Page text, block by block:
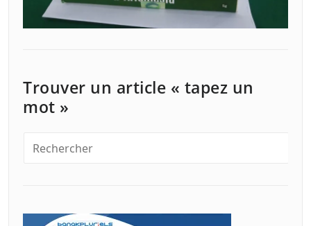
Trouver un article « tapez un
mot »